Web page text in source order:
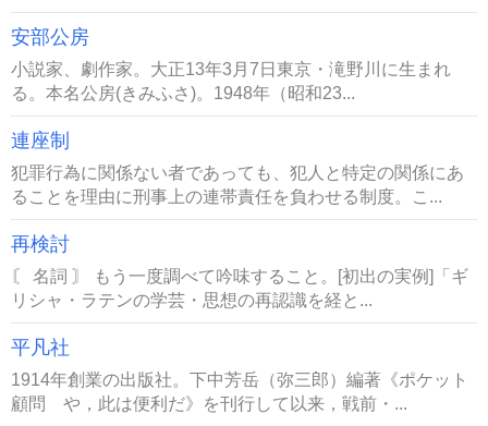
安部公房
小説家、劇作家。大正13年3月7日東京・滝野川に生まれ
る。本名公房(きみふさ)。1948年（昭和23...
連座制
犯罪行為に関係ない者であっても、犯人と特定の関係にあ
ることを理由に刑事上の連帯責任を負わせる制度。こ...
再検討
〘 名詞 〙 もう一度調べて吟味すること。[初出の実例]「ギ
リシャ・ラテンの学芸・思想の再認識を経と...
平凡社
1914年創業の出版社。下中芳岳（弥三郎）編著《ポケット
顧問 や，此は便利だ》を刊行して以来，戦前・...